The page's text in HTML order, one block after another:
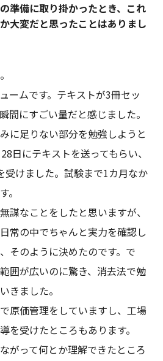
準備に取り掛かったとき、これ
大変だと思ったことはありまし
ームです。テキストが3冊セッ
間にすごい量だと感じました。
に足りない部分を勉強しようと
日にテキストを送ってもらい、
受けました。試験まで1カ月なか
。
謀なことをしたと思いますが、
常の中でちゃんと実力を確認し
そのように決めたのです。で
囲が広いのに驚き、消去法で勉
きました。
原価管理をしていますし、工場
を受けたところもあります。
がって何とか理解できたところ